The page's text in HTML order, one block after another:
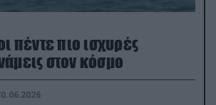
πέντε πιο ισχυρές
στον κόσμο